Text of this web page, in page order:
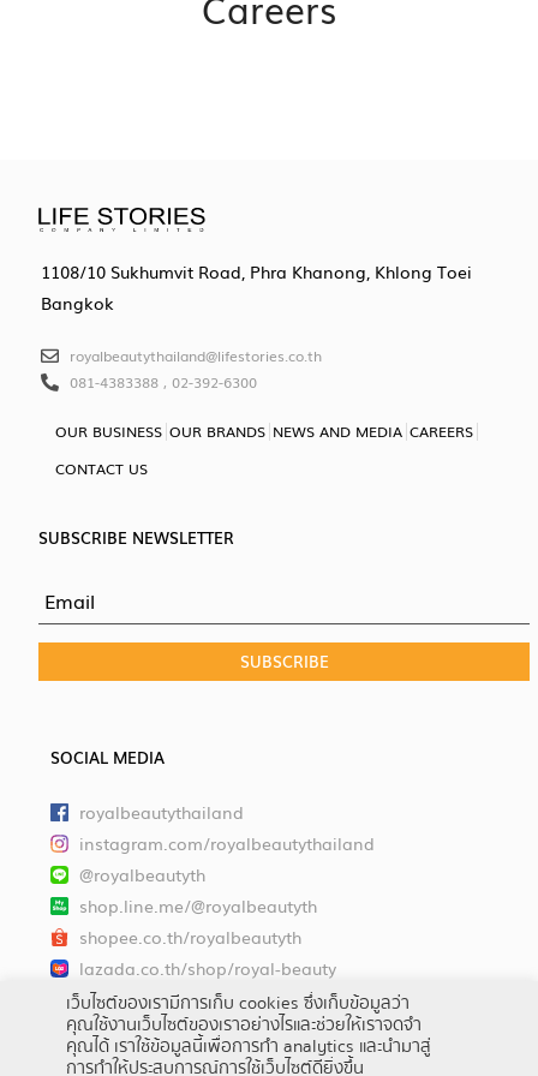
1108/10 Sukhumvit Road, Phra Khanong, Khlong Toei
Bangkok
royalbeautythailand@lifestories.co.th
081-4383388 , 02-392-6300
OUR BUSINESS OUR BRANDS NEWS AND MEDIA CAREERS
CONTACT US
SUBSCRIBE NEWSLETTER
SOCIAL MEDIA
royalbeautythailand
instagram.com/royalbeautythailand
@royalbeautyth
shop.line.me/@royalbeautyth
shopee.co.th/royalbeautyth
lazada.co.th/shop/royal-beauty
tiktok.com/@royal_beautyth
เว็บไซต์ของเรามีการเก็บ cookies ซึ่งเก็บข้อมูลว่า
คุณใช้งานเว็บไซต์ของเราอย่างไรและช่วยให้เราจดจำ
คุณได้ เราใช้ข้อมูลนี้เพื่อการทำ analytics และนำมาสู่
การทำให้ประสบการณ์การใช้เว็บไซต์ดียิ่งขึ้น